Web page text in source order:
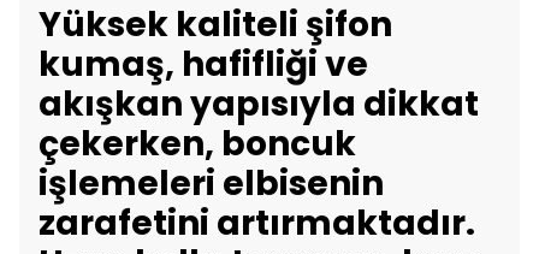
Yüksek kaliteli şifon
kumaş, hafifliği ve
akışkan yapısıyla dikkat
çekerken, boncuk
işlemeleri elbisenin
zarafetini artırmaktadır.